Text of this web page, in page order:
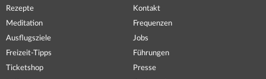
Rezepte
Meditation
Ausflugsziele
Freizeit-Tipps
Ticketshop
Kontakt
Frequenzen
Jobs
Führungen
Presse